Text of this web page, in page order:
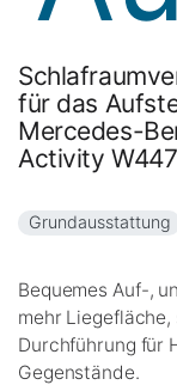
für das
Mercedes-
Activity
Grundausstattung
Bequemes Auf-,
mehr
Durchführung für
Gegenstände.